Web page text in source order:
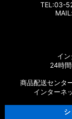
TEL:03-
イン
24時
商品配送センタ
インターネ
シ